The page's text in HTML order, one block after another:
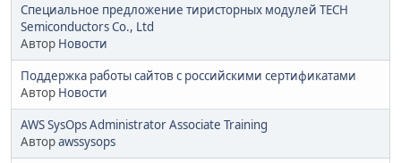
Специальное предложение тиристорных модулей TECH
Semiconductors Co., Ltd
Автор Новости
Поддержка работы сайтов с российскими сертификатами
Автор Новости
AWS SysOps Administrator Associate Training
Авторawssysops